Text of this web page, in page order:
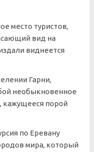
место туристов,
вид на
виднеется
Гарни,
необыкновенное
кажущееся порой
по Еревану
мира, который